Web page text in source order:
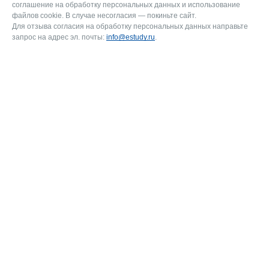
соглашение на обработку персональных данных и использование
файлов cookie. В случае несогласия — покиньте сайт.
Для отзыва согласия на обработку персональных данных направьте
запрос на адрес эл. почты: info@estudy.ru